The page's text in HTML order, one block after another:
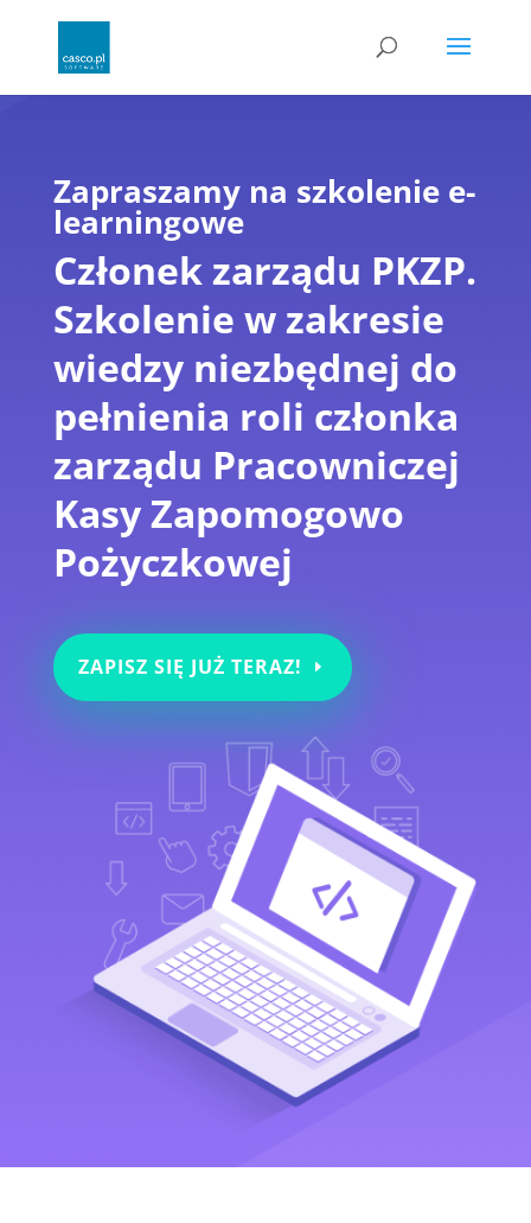
Zapraszamy na szkolenie e-
learningowe
Członek zarządu PKZP.
Szkolenie w zakresie
wiedzy niezbędnej do
pełnienia roli członka
zarządu Pracowniczej
Kasy Zapomogowo
Pożyczkowej
ZAPISZ SIĘ JUŻ TERAZ!